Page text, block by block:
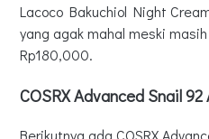
Lacoco Bakuchiol Night
yang agak mahal meski
Rp180,000.
COSRX Advanced Snail 92
Berikutnya ada COSRX